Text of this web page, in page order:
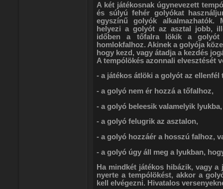
A két játékosnak úgynevezett
és súlyú fehér golyókat
egyszínű golyók alkalmazhatók.
helyezi a golyót az asztal jobb,
időben a tőfalra lökik a
homlokfalhoz. Akinek a golyója
hogy kezd, vagy átadja a kezdés
A tempólökés azonnali elvesztését
- a játékos átlöki a golyót az ellenfél
- a golyó nem ér hozzá a tőfalhoz,
- a golyó beleesik valamelyik lyukba,
- a golyó felugrik az asztalon,
- a golyó hozzáér a hosszú falhoz,
- a golyó úgy áll meg a lyukban,
Ha mindkét játékos hibázik, vagy
nyerte a tempólökést, akkor a
kell elvégezni. Hivatalos